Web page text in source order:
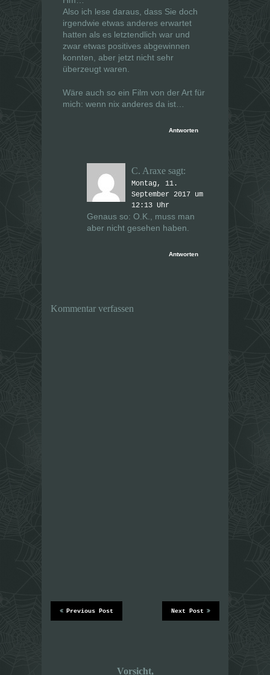
f
n
e
)
f
n
e
t
)
Also ich lese daraus, dass Sie doch
irgendwie etwas anderes erwartet
hatten als es letztendlich war und
zwar etwas positives abgewinnen
konnten, aber jetzt nicht sehr
überzeugt waren.
Wäre auch so ein Film von der Art für
mich: wenn nix anderes da ist…
Antworten
C. Araxe sagt:
Montag, 11.
September 2017 um
12:13 Uhr
Genaus so: O.K., muss man
aber nicht gesehen haben.
Antworten
Kommentar verfassen
Next Post
Previous Post
Vorsicht,